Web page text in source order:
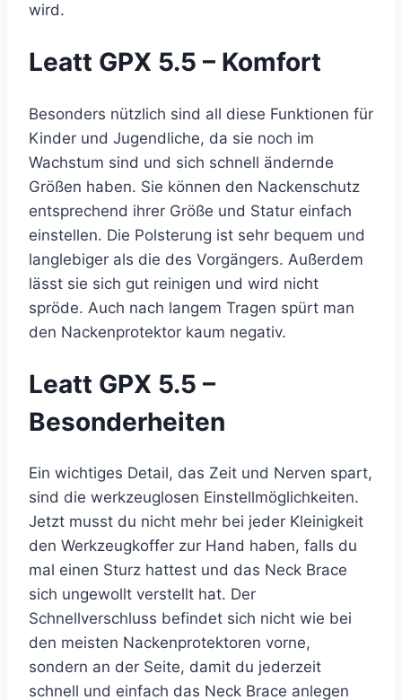
wird.
Leatt GPX 5.5 – Komfort
Besonders nützlich sind all diese Funktionen für
Kinder und Jugendliche, da sie noch im
Wachstum sind und sich schnell ändernde
Größen haben. Sie können den Nackenschutz
entsprechend ihrer Größe und Statur einfach
einstellen. Die Polsterung ist sehr bequem und
langlebiger als die des Vorgängers. Außerdem
lässt sie sich gut reinigen und wird nicht
spröde. Auch nach langem Tragen spürt man
den Nackenprotektor kaum negativ.
Leatt GPX 5.5 –
Besonderheiten
Ein wichtiges Detail, das Zeit und Nerven spart,
sind die werkzeuglosen Einstellmöglichkeiten.
Jetzt musst du nicht mehr bei jeder Kleinigkeit
den Werkzeugkoffer zur Hand haben, falls du
mal einen Sturz hattest und das Neck Brace
sich ungewollt verstellt hat. Der
Schnellverschluss befindet sich nicht wie bei
den meisten Nackenprotektoren vorne,
sondern an der Seite, damit du jederzeit
schnell und einfach das Neck Brace anlegen